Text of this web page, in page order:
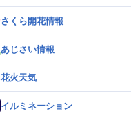
さくら開花情報
あじさい情報
花火天気
イルミネーション